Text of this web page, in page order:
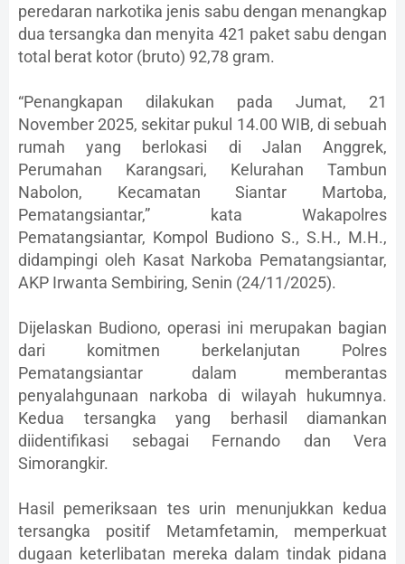
peredaran narkotika jenis sabu dengan menangkap
dua tersangka dan menyita 421 paket sabu dengan
total berat kotor (bruto) 92,78 gram.
“Penangkapan dilakukan pada Jumat, 21
November 2025, sekitar pukul 14.00 WIB, di sebuah
rumah yang berlokasi di Jalan Anggrek,
Perumahan Karangsari, Kelurahan Tambun
Nabolon, Kecamatan Siantar Martoba,
Pematangsiantar,” kata Wakapolres
Pematangsiantar, Kompol Budiono S., S.H., M.H.,
didampingi oleh Kasat Narkoba Pematangsiantar,
AKP Irwanta Sembiring, Senin (24/11/2025).
Dijelaskan Budiono, operasi ini merupakan bagian
dari komitmen berkelanjutan Polres
Pematangsiantar dalam memberantas
penyalahgunaan narkoba di wilayah hukumnya.
Kedua tersangka yang berhasil diamankan
diidentifikasi sebagai Fernando dan Vera
Simorangkir.
Hasil pemeriksaan tes urin menunjukkan kedua
tersangka positif Metamfetamin, memperkuat
dugaan keterlibatan mereka dalam tindak pidana